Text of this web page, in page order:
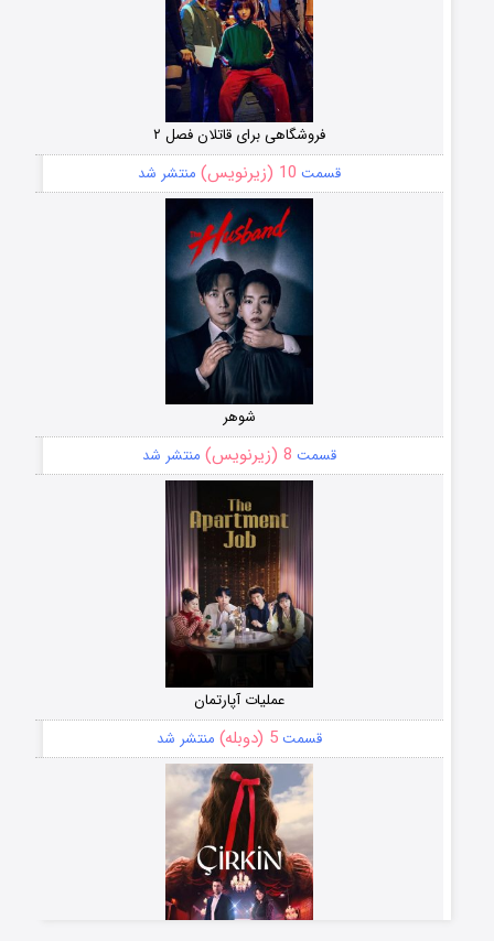
فروشگاهی برای قاتلان فصل ۲
قسمت 10 (زیرنویس) منتشر شد
شوهر
قسمت 8 (زیرنویس) منتشر شد
عملیات آپارتمان
قسمت5 (دوبله) منتشر شد